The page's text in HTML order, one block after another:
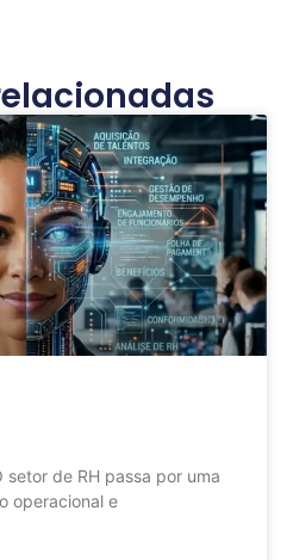
setor de RH passa por uma
operacional e